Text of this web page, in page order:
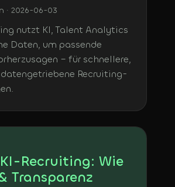
· 2026-06-03
nutzt KI, Talent Analytics
Daten, um passende
– für schnellere,
Recruiting-
Recruiting: Wie
Transparenz